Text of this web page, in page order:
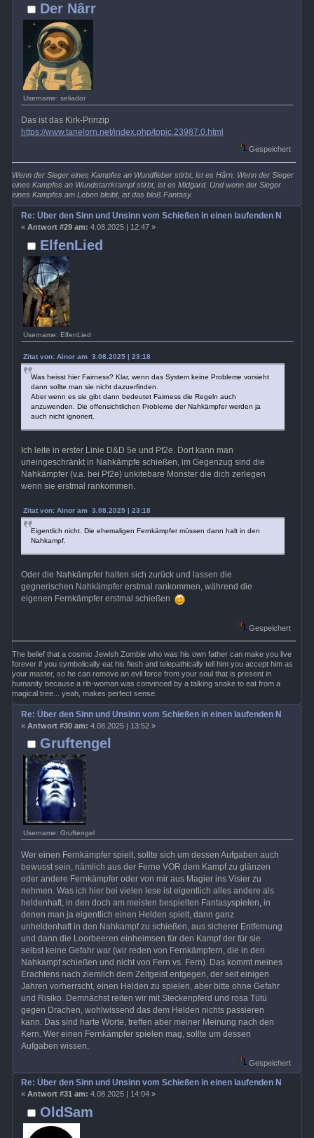
Der Nârr
Username: seliador
Das ist das Kirk-Prinzip
https://www.tanelorn.net/index.php/topic,23987.0.html
Gespeichert
Wenn der Sieger eines Kampfes an Wundfieber stirbt, ist es Hârn. Wenn der Sieger
eines Kampfes an Wundstarrkrampf stirbt, ist es Midgard. Und wenn der Sieger
eines Kampfes am Leben bleibt, ist das bloß Fantasy.
ElfenLied
Username: ElfenLied
Re: Über den Sinn und Unsinn vom Schießen in einen laufenden
« Antwort #29 am: 4.08.2025 | 12:47 »
Zitat von: Ainor am 3.08.2025 | 23:18
Was heisst hier Fairness? Klar, wenn das System keine Probleme vorsieht
dann sollte man sie nicht dazuerfinden.
Aber wenn es sie gibt dann bedeutet Fairness die Regeln auch
anzuwenden. Die offensichtlichen Probleme der Nahkämpfer werden ja
auch nicht ignoriert.
Ich leite in erster Linie D&D 5e und Pf2e. Dort kann man
uneingeschränkt in Nahkämpfe schießen, im Gegenzug sind die
Nahkämpfer (v.a. bei Pf2e) unkitebare Monster die dich zerlegen
wenn sie erstmal rankommen.
Zitat von: Ainor am 3.08.2025 | 23:18
Eigentlich nicht. Die ehemaligen Fernkämpfer müssen dann halt in den
Nahkampf.
Oder die Nahkämpfer halten sich zurück und lassen die
gegnerischen Nahkämpfer erstmal rankommen, während die
eigenen Fernkämpfer erstmal schießen
Gespeichert
The belief that a cosmic Jewish Zombie who was his own father can make you live
forever if you symbolically eat his flesh and telepathically tell him you accept him as
your master, so he can remove an evil force from your soul that is present in
humanity because a rib-woman was convinced by a talking snake to eat from a
magical tree... yeah, makes perfect sense.
Gruftengel
Username: Gruftengel
Re: Über den Sinn und Unsinn vom Schießen in einen laufenden
« Antwort #30 am: 4.08.2025 | 13:52 »
Wer einen Fernkämpfer spielt, sollte sich um dessen Aufgaben auch
bewusst sein, nämlich aus der Ferne VOR dem Kampf zu glänzen
oder andere Fernkämpfer oder von mir aus Magier ins Visier zu
nehmen. Was ich hier bei vielen lese ist eigentlich alles andere als
heldenhaft, in den doch am meisten bespielten Fantasyspielen, in
denen man ja eigentlich einen Helden spielt, dann ganz
unheldenhaft in den Nahkampf zu schießen, aus sicherer Entfernung
und dann die Loorbeeren einheimsen für den Kampf der für sie
selbst keine Gefahr war (wir reden von Fernkämpfern, die in den
Nahkampf schießen und nicht von Fern vs. Fern). Das kommt meines
Erachtens nach ziemlich dem Zeitgeist entgegen, der seit einigen
Jahren vorherrscht, einen Helden zu spielen, aber bitte ohne Gefahr
und Risiko. Demnächst reiten wir mit Steckenpferd und rosa Tütü
gegen Drachen, wohlwissend das dem Helden nichts passieren
kann. Das sind harte Worte, treffen aber meiner Meinung nach den
Kern. Wer einen Fernkämpfer spielen mag, sollte um dessen
Aufgaben wissen.
Gespeichert
OldSam
Re: Über den Sinn und Unsinn vom Schießen in einen laufenden
« Antwort #31 am: 4.08.2025 | 14:04 »